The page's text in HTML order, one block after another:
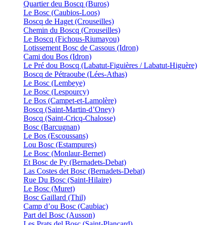
Quartier deu Boscq (Buros)
Le Bosc (Caubios-Loos)
Boscq de Haget (Crouseilles)
Chemin du Boscq (Crouseilles)
Le Boscq (Fichous-Riumayou)
Lotissement Bosc de Cassous (Idron)
Cami dou Bos (Idron)
Le Pré dou Boscq (Labatut-Figuières / Labatut-Higuère)
Boscq de Pétraoube (Lées-Athas)
Le Bosc (Lembeye)
Le Bosc (Lespourcy)
Le Bos (Campet-et-Lamolère)
Boscq (Saint-Martin-d’Oney)
Boscq (Saint-Cricq-Chalosse)
Bosc (Barcugnan)
Le Bos (Escoussans)
Lou Bosc (Estampures)
Le Bosc (Monlaur-Bernet)
Et Bosc de Py (Bernadets-Debat)
Las Costes det Bosc (Bernadets-Debat)
Rue Du Bosc (Saint-Hilaire)
Le Bosc (Muret)
Bosc Gaillard (Thil)
Camp d’ou Bosc (Caubiac)
Part del Bosc (Ausson)